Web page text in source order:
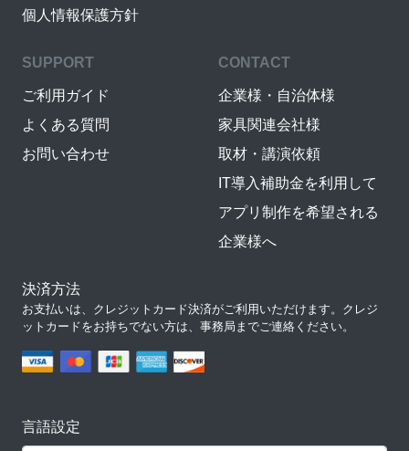
個人情報保護方針
SUPPORT
ご利用ガイド
よくある質問
お問い合わせ
CONTACT
企業様・自治体様
家具関連会社様
取材・講演依頼
IT導入補助金を利用して
アプリ制作を希望される
企業様へ
決済方法
お支払いは、クレジットカード決済がご利用いただけます。クレジ
ットカードをお持ちでない方は、事務局までご連絡ください。
言語設定